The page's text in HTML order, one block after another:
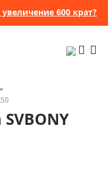
600 крат?